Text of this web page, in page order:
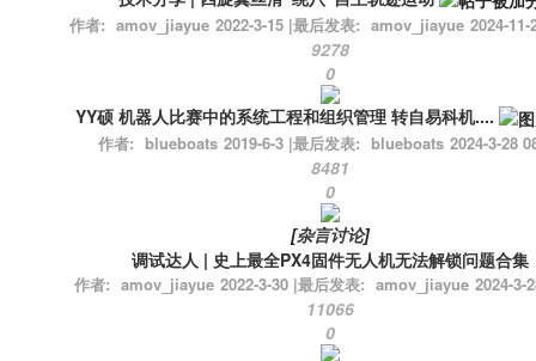
作者: amov_jiayue 2022-3-15 |最后发表: amov_jiayue 2024-11-
9278
0
YY硕 机器人比赛中的系统工程和组织管理 转自易科机....
作者: blueboats 2019-6-3 |最后发表: blueboats 2024-3-28
8481
0
[杂言讨论]
调试达人 | 史上最全PX4固件无人机无法解锁问题合集
作者: amov_jiayue 2022-3-30 |最后发表: amov_jiayue 2024-3-
11066
0